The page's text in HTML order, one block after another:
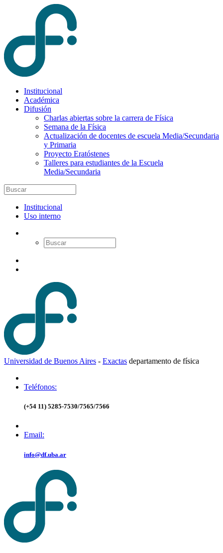
Institucional
Académica
Difusión
Charlas abiertas sobre la carrera de Física
Semana de la Física
Actualización de docentes de escuela Media/Secundaria
y Primaria
Proyecto Eratóstenes
Talleres para estudiantes de la Escuela
Media/Secundaria
Institucional
Uso interno
Universidad de Buenos Aires - Exactas departamento de física
Teléfonos:
(+54 11) 5285-7530/7565/7566
Email:
info@df.uba.ar